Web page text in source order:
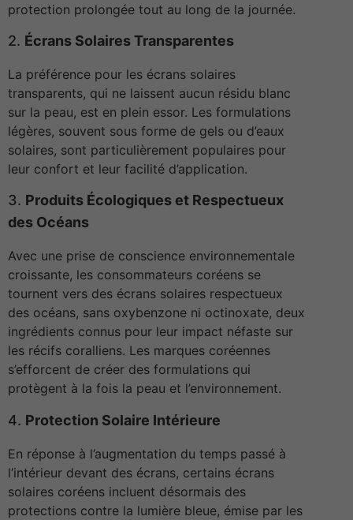
protection prolongée tout au long de la journée.
2. Écrans Solaires Transparentes
La préférence pour les écrans solaires
transparents, qui ne laissent aucun résidu blanc
sur la peau, est en plein essor. Les formulations
légères, souvent sous forme de gels ou d’eaux
solaires, sont particulièrement populaires pour
leur confort et leur facilité d’application.
3. Produits Écologiques et Respectueux
des Océans
Avec une prise de conscience environnementale
croissante, les consommateurs coréens se
tournent vers des écrans solaires respectueux
des océans, sans oxybenzone ni octinoxate, deux
ingrédients connus pour leur impact néfaste sur
les récifs coralliens. Les marques coréennes
s’efforcent de créer des formulations qui
protègent à la fois la peau et l’environnement.
4. Protection Solaire Intérieure
En réponse à l’augmentation du temps passé à
l’intérieur devant des écrans, certains écrans
solaires coréens incluent désormais des
protections contre la lumière bleue, émise par les